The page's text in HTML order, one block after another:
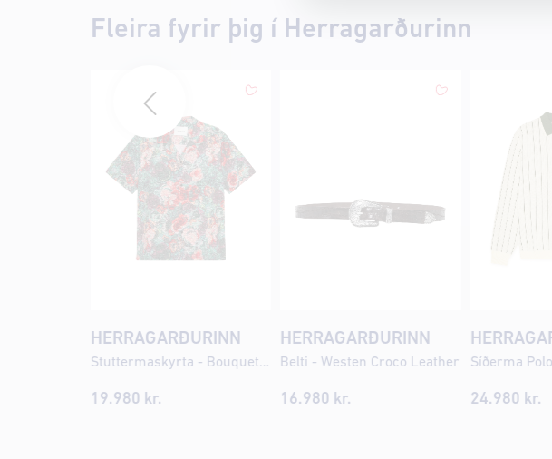
Fleira fyrir þig í Herragarðurinn
HERRAGARÐURINN
Stuttermaskyrta - Bouquet AOP
19.980 kr.
HERRAGARÐURINN
Belti - Westen Croco Leather
16.980 kr. 24.980 kr.